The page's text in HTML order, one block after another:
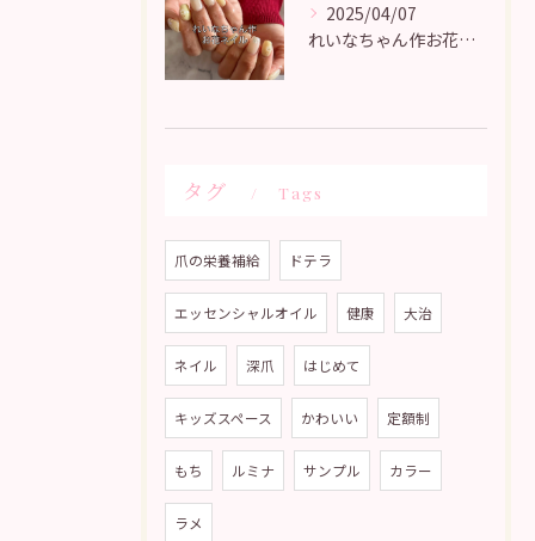
2025/04/07
れいなちゃん作お花ネイル♡
タグ Tags
爪の栄養補給 ドテラ
エッセンシャルオイル 健康 大治
ネイル 深爪 はじめて
キッズスペース かわいい 定額制
もち ルミナ サンプル カラー
ラメ